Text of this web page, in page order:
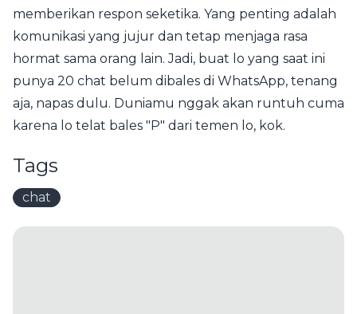
memberikan respon seketika. Yang penting adalah
komunikasi yang jujur dan tetap menjaga rasa
hormat sama orang lain. Jadi, buat lo yang saat ini
punya 20 chat belum dibales di WhatsApp, tenang
aja, napas dulu. Duniamu nggak akan runtuh cuma
karena lo telat bales "P" dari temen lo, kok.
Tags
chat